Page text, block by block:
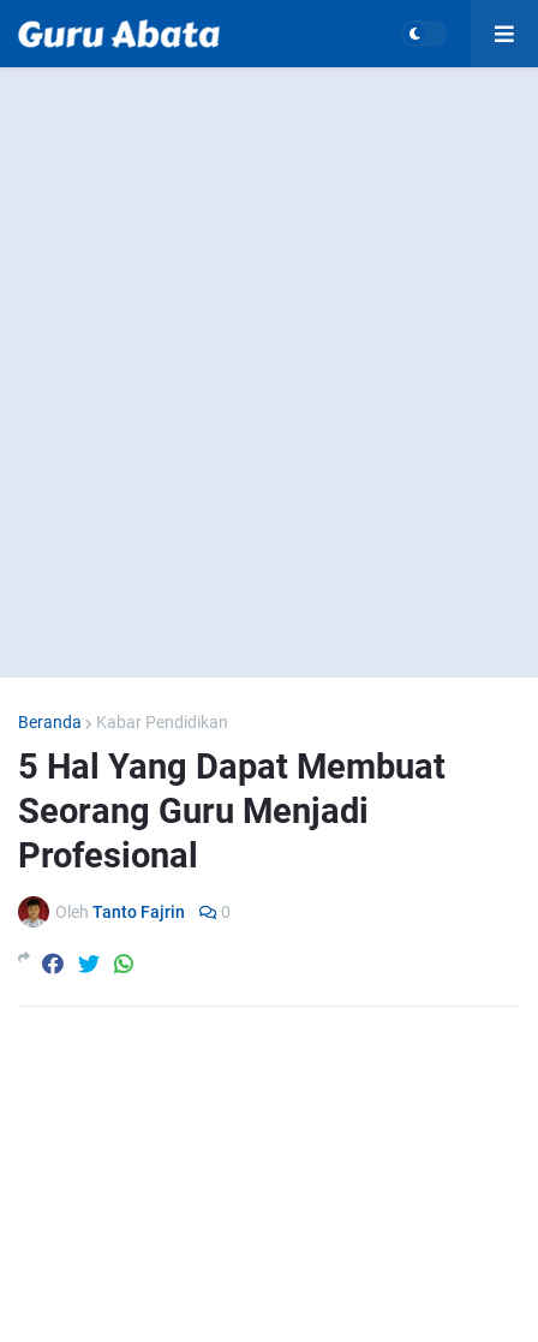
Beranda Kabar Pendidikan
5 Hal Yang Dapat Membuat
Seorang Guru Menjadi
Profesional
Oleh Tanto Fajrin 0